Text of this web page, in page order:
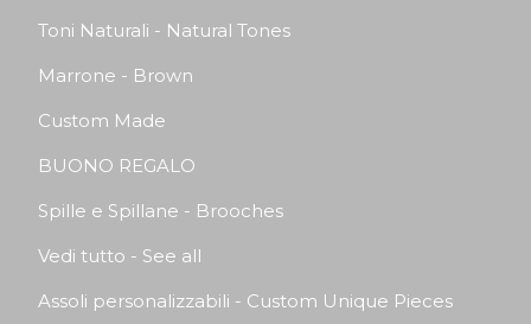
Toni Naturali - Natural Tones
Marrone - Brown
Custom Made
BUONO REGALO
Spille e Spillane - Brooches
Vedi tutto - See all
Assoli personalizzabili - Custom Unique Pieces